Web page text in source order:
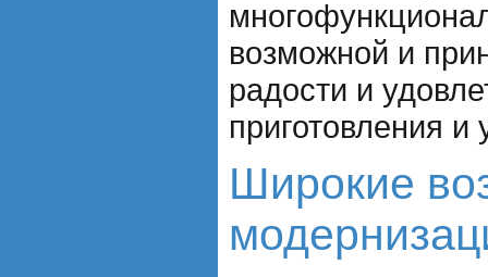
возможной и
радости и
приготовления
Широкие